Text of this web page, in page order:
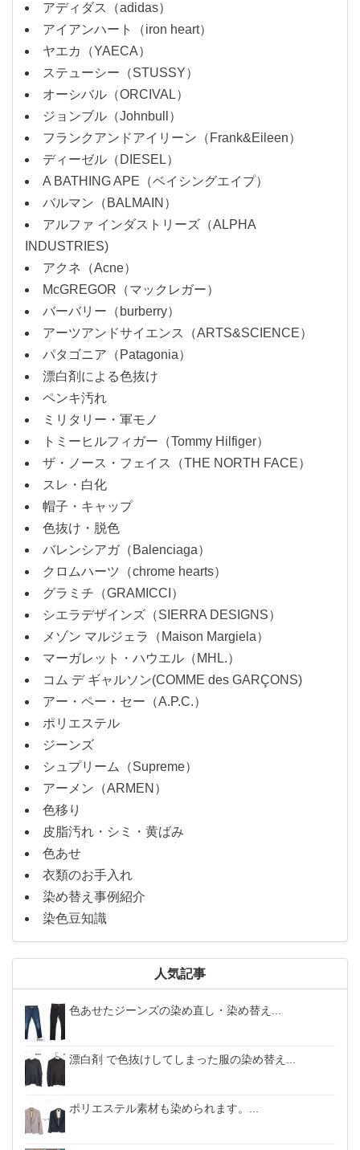
アディダス（adidas）
アイアンハート（iron heart）
ヤエカ（YAECA）
ステューシー（STUSSY）
オーシバル（ORCIVAL）
ジョンブル（Johnbull）
フランクアンドアイリーン（Frank&Eileen）
ディーゼル（DIESEL）
A BATHING APE（ベイシングエイプ）
バルマン（BALMAIN）
アルファ インダストリーズ（ALPHA
INDUSTRIES)
アクネ（Acne）
McGREGOR（マックレガー）
バーバリー（burberry）
アーツアンドサイエンス（ARTS&SCIENCE）
パタゴニア（Patagonia）
漂白剤による色抜け
ペンキ汚れ
ミリタリー・軍モノ
トミーヒルフィガー（Tommy Hilfiger）
ザ・ノース・フェイス（THE NORTH FACE）
スレ・白化
帽子・キャップ
色抜け・脱色
バレンシアガ（Balenciaga）
クロムハーツ（chrome hearts）
グラミチ（GRAMICCI）
シエラデザインズ（SIERRA DESIGNS）
メゾン マルジェラ（Maison Margiela）
マーガレット・ハウエル（MHL.）
コム デ ギャルソン(COMME des GARÇONS)
アー・ペー・セー（A.P.C.）
ポリエステル
ジーンズ
シュプリーム（Supreme）
アーメン（ARMEN）
色移り
皮脂汚れ・シミ・黄ばみ
色あせ
衣類のお手入れ
染め替え事例紹介
染色豆知識
人気記事
色あせたジーンズの染め直し・染め替え...
漂白剤 で色抜けしてしまった服の染め替え...
ポリエステル素材も染められます。...